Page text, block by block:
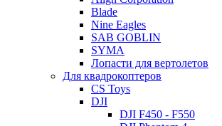
Blade
Nine Eagles
SAB GOBLIN
SYMA
Лопасти для вертолетов
Для квадрокоптеров
CS Toys
DJI
DJI F450 - F550